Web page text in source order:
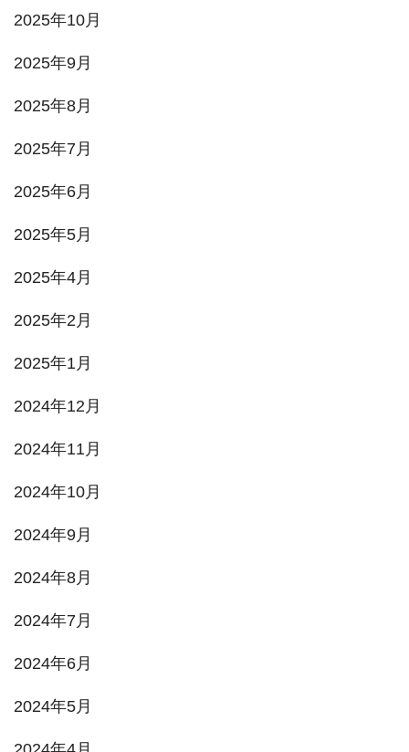
2025年10月
2025年9月
2025年8月
2025年7月
2025年6月
2025年5月
2025年4月
2025年2月
2025年1月
2024年12月
2024年11月
2024年10月
2024年9月
2024年8月
2024年7月
2024年6月
2024年5月